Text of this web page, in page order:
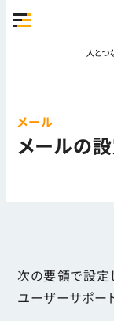
メール
メールの
次の要領で設定
ユーザーサポー